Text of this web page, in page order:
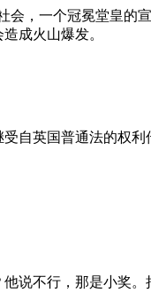
，一个冠冕堂皇
成火山爆发。
自英国普通法的权
说不行，那是小奖